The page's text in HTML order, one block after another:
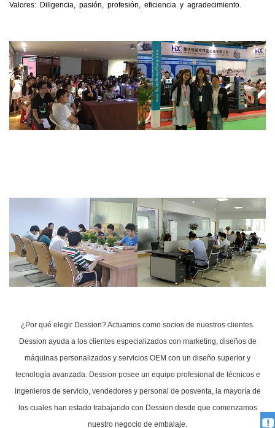
Valores: Diligencia, pasión, profesión, eficiencia y agradecimiento.
¿Por qué elegir Dession? Actuamos como socios de nuestros clientes.
Dession ayuda a los clientes especializados con marketing, diseños de
máquinas personalizados y servicios OEM con un diseño superior y
tecnología avanzada. Dession posee un equipo profesional de técnicos e
ingenieros de servicio, vendedores y personal de posventa, la mayoría de
los cuales han estado trabajando con Dession desde que comenzamos
nuestro negocio de embalaje.